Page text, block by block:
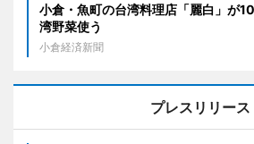
小倉・魚町の台湾料理店「麗白」が
湾野菜使う
小倉経済新聞
プレスリリース